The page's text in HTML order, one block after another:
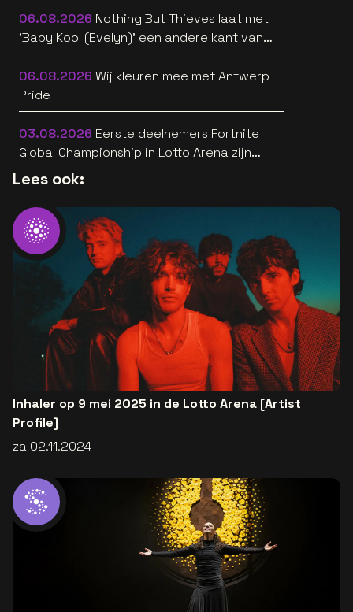
06.08.2026 Nothing But Thieves laat met
'Baby Kool (Evelyn)' een andere kant van
zich horen [video]
06.08.2026 Wij kleuren mee met Antwerp
Pride
03.08.2026 Eerste deelnemers Fortnite
Global Championship in Lotto Arena zijn
bekend
Lees ook:
Inhaler op 9 mei 2025 in de Lotto Arena [Artist
Profile]
za 02.11.2024